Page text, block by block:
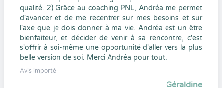
qualité. 2) Grâce au coaching PNL, Andréa me permet
d'avancer et de me recentrer sur mes besoins et sur
l'axe que je dois donner à ma vie. Andréa est un être
bienfaiteur, et décider de venir à sa rencontre, c'est
s'offrir à soi-même une opportunité d'aller vers la plus
belle version de soi. Merci Andréa pour tout.
Avis importé
Géraldine